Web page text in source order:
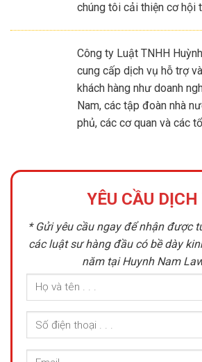
chúng tôi cải thiện cơ hội
Công ty Luật TNHH
cung cấp dịch vụ hỗ trợ
khách hàng như doanh
Nam, các tập đoàn nhà
phủ, các cơ quan và các
YÊU CẦU DỊCH
* Gửi yêu cầu ngay để nhận được
các luật sư hàng đầu có bề dày
năm tại Huynh Nam